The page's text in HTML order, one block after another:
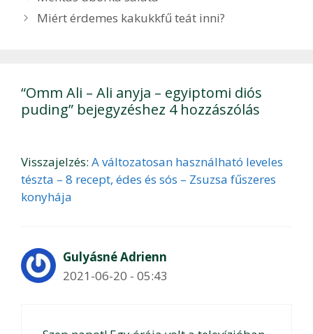
navigáció
Miért érdemes kakukkfű teát inni?
“Omm Ali – Ali anyja – egyiptomi diós
puding” bejegyzéshez 4 hozzászólás
Visszajelzés: A változatosan használható leveles
tészta – 8 recept, édes és sós – Zsuzsa fűszeres
konyhája
Gulyásné Adrienn
2021-06-20 - 05:43